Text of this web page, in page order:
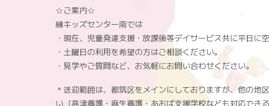
☆ご案内☆
縁キッズセンター南では
・現在、児童発達支援・放課後等デイサービス共に平日に
・土曜日の利用を希望の方はご相談ください。
・見学やご質問など、お気軽にお問い合わせください。
＊送迎範囲は、都筑区をメインにしておりますが、他の地
い（高津養護・麻生養護・あおば支援学校なども対応できる